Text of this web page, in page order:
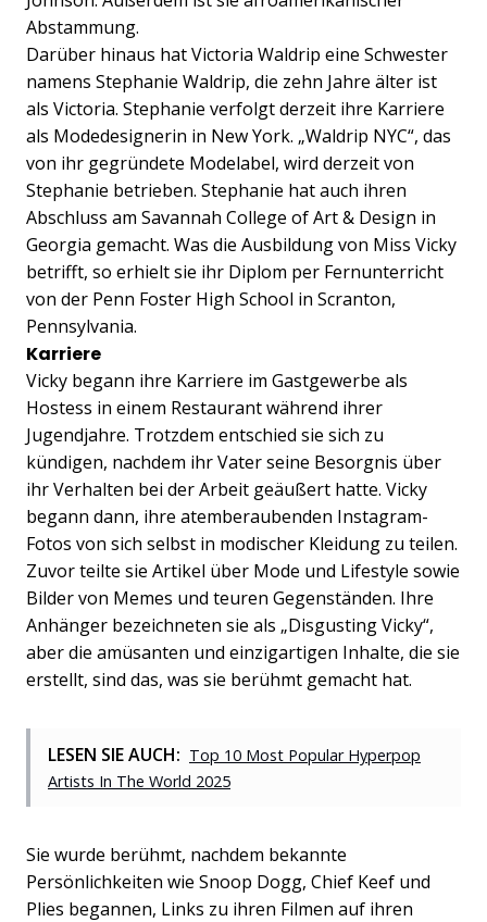
Abstammung.
Darüber hinaus hat Victoria Waldrip eine Schwester
namens Stephanie Waldrip, die zehn Jahre älter ist
als Victoria. Stephanie verfolgt derzeit ihre Karriere
als Modedesignerin in New York. „Waldrip NYC“, das
von ihr gegründete Modelabel, wird derzeit von
Stephanie betrieben. Stephanie hat auch ihren
Abschluss am Savannah College of Art & Design in
Georgia gemacht. Was die Ausbildung von Miss Vicky
betrifft, so erhielt sie ihr Diplom per Fernunterricht
von der Penn Foster High School in Scranton,
Pennsylvania.
Karriere
Vicky begann ihre Karriere im Gastgewerbe als
Hostess in einem Restaurant während ihrer
Jugendjahre. Trotzdem entschied sie sich zu
kündigen, nachdem ihr Vater seine Besorgnis über
ihr Verhalten bei der Arbeit geäußert hatte. Vicky
begann dann, ihre atemberaubenden Instagram-
Fotos von sich selbst in modischer Kleidung zu teilen.
Zuvor teilte sie Artikel über Mode und Lifestyle sowie
Bilder von Memes und teuren Gegenständen. Ihre
Anhänger bezeichneten sie als „Disgusting Vicky“,
aber die amüsanten und einzigartigen Inhalte, die sie
erstellt, sind das, was sie berühmt gemacht hat.
LESEN SIE AUCH: Top 10 Most Popular Hyperpop
Artists In The World 2025
Sie wurde berühmt, nachdem bekannte
Persönlichkeiten wie Snoop Dogg, Chief Keef und
Plies begannen, Links zu ihren Filmen auf ihren